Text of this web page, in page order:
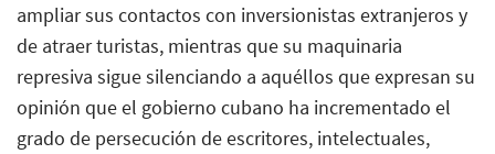
ampliar sus contactos con inversionistas extranjeros y
de atraer turistas, mientras que su maquinaria
represiva sigue silenciando a aquéllos que expresan su
opinión que el gobierno cubano ha incrementado el
grado de persecución de escritores, intelectuales,